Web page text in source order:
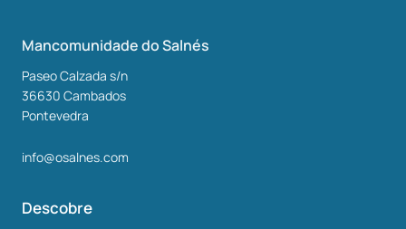
Mancomunidade do Salnés
Paseo Calzada s/n
36630 Cambados
Pontevedra
info@osalnes.com
Descobre